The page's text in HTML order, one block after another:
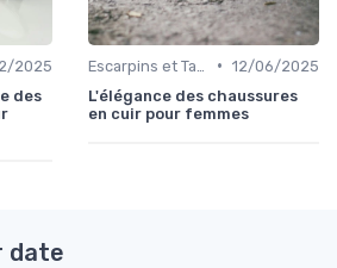
2025
des
• 12/06/2025
L'élégance des chaussures
en cuir pour femmes
date